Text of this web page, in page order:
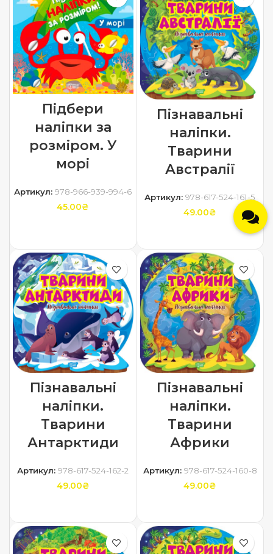
Підбери
наліпки за
розміром. У
морі
Артикул:978-966-939-994-6
45.00₴
Пізнавальні
наліпки.
Тварини
Австралії
Артикул:978-617-524-161-5
49.00₴
Пізнавальні
наліпки.
Тварини
Антарктиди
Артикул:978-617-524-162-2
49.00₴
Пізнавальні
наліпки.
Тварини
Африки
Артикул: 978-617-524-160-8
49.00₴